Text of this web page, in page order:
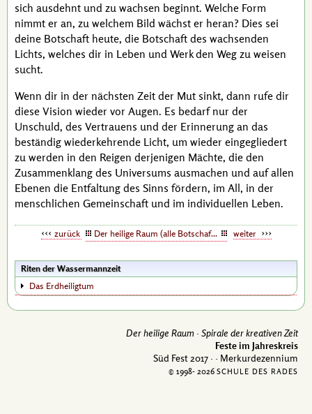
sich ausdehnt und zu wachsen beginnt. Welche Form
nimmt er an, zu welchem Bild wächst er heran? Dies sei
deine Botschaft heute, die Botschaft des wachsenden
Lichts, welches dir in Leben und Werk den Weg zu weisen
sucht.
Wenn dir in der nächsten Zeit der Mut sinkt, dann rufe dir
diese Vision wieder vor Augen. Es bedarf nur der
Unschuld, des Vertrauens und der Erinnerung an das
beständig wiederkehrende Licht, um wieder eingegliedert
zu werden in den Reigen derjenigen Mächte, die den
Zusammenklang des Universums ausmachen und auf allen
Ebenen die Entfaltung des Sinns fördern, im All, in der
menschlichen Gemeinschaft und im individuellen Leben.
zurück Der heilige Raum (alle Botschaften) weiter
Riten der Wassermannzeit
Das Erdheiligtum
Der heilige Raum · Spirale der kreativen Zeit
Feste im Jahreskreis
Süd Fest 2017 · · Merkurdezennium
© 1998- 2026 SCHULE DES RADES